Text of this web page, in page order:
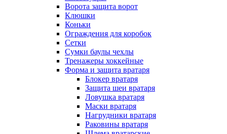
Ворота защита ворот
Клюшки
Коньки
Ограждения для коробок
Сетки
Сумки баулы чехлы
Тренажеры хоккейные
Форма и защита вратаря
Блокер вратаря
Защита шеи вратаря
Ловушка вратаря
Маски вратаря
Нагрудники вратаря
Раковины вратаря